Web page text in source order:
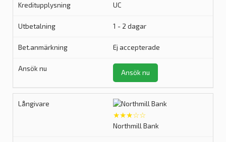
UC
1 - 2 dagar
Ej accepterade
Ansök nu
★★★☆☆
Northmill Bank